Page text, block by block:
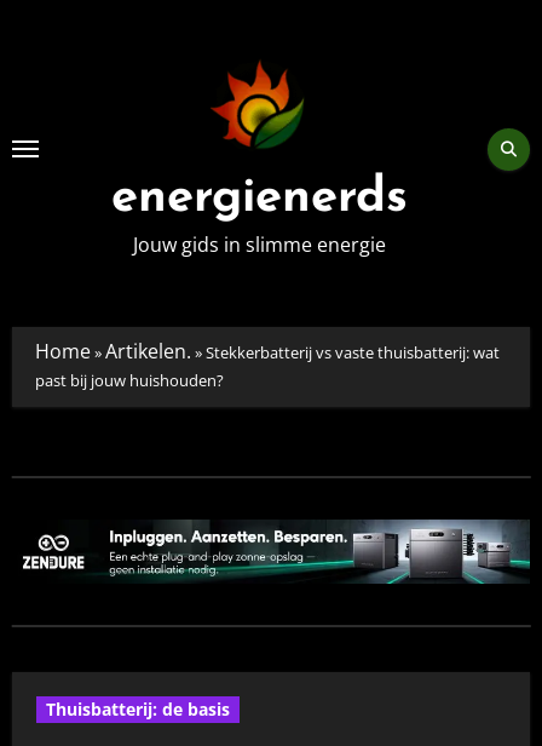
energienerds
Jouw gids in slimme energie
Home»Artikelen. »Stekkerbatterij vs vaste thuisbatterij: wat
past bij jouw huishouden?
Thuisbatterij: de basis